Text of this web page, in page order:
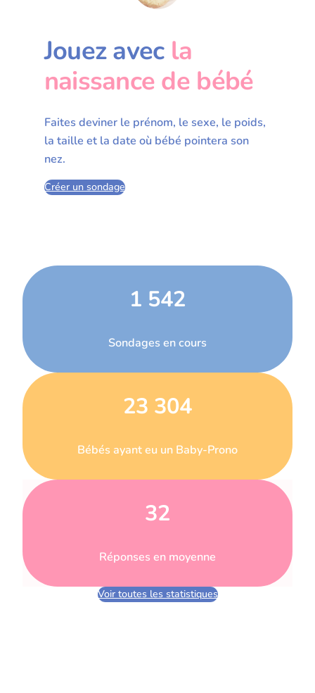
Jouez avec la
naissance de bébé
Faites deviner le prénom, le sexe, le poids,
la taille et la date où bébé pointera son
nez.
Créer un sondage
1 542
Sondages en cours
23 304
Bébés ayant eu un Baby-Prono
32
Réponses en moyenne
Voir toutes les statistiques